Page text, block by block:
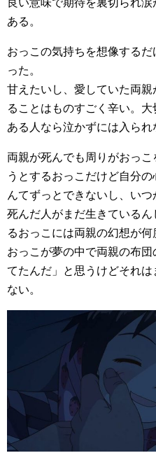
ある。
おっこの気持ちを想像する
った。
甘えたいし、愛していた両
ることはものすごく辛い。
ある人なら泣かずには入られ
両親が死んでも周りがおっ
うとするおっこだけど自分
んてずっとできないし、いつ
死んだ人がまだ生きている
るおっこには両親の幻想が何
おっこが夢の中で両親の布
てたんだ」と思うけどそれ
ない。